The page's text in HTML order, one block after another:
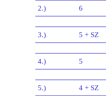
2.) 6
3.) 5 + SZ
4.) 5
5.) 4 + SZ